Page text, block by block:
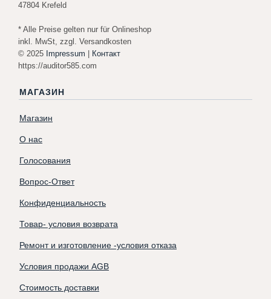
47804 Krefeld
* Alle Preise gelten nur für Onlineshop
inkl. MwSt, zzgl. Versandkosten
© 2025 Impressum
Контакт
https://auditor585.com
МАГАЗИН
Магазин
О нас
Голосования
Вопрос-Ответ
Конфиденциальность
Товар- условия возврата
Ремонт и изготовление -условия отказа
Условия продажи AGB
Стоимость доставки